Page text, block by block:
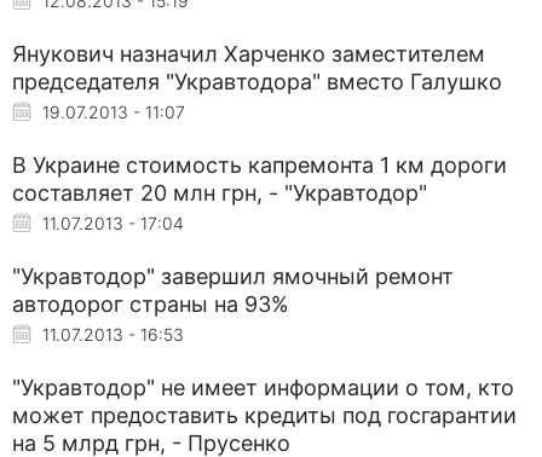
Янукович назначил Харченко заместителем
председателя "Укравтодора" вместо Галушко
19.07.2013 - 11:07
В Украине стоимость капремонта 1 км дороги
составляет 20 млн грн, - "Укравтодор"
11.07.2013 - 17:04
"Укравтодор" завершил ямочный ремонт
автодорог страны на 93%
11.07.2013 - 16:53
"Укравтодор" не имеет информации о том, кто
может предоставить кредиты под госгарантии
на 5 млрд грн, - Прусенко